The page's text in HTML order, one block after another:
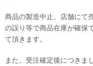
商品の製造中止、店舗にて
の誤り等で商品在庫が確保
て頂きます。
また、受注確定後につきま